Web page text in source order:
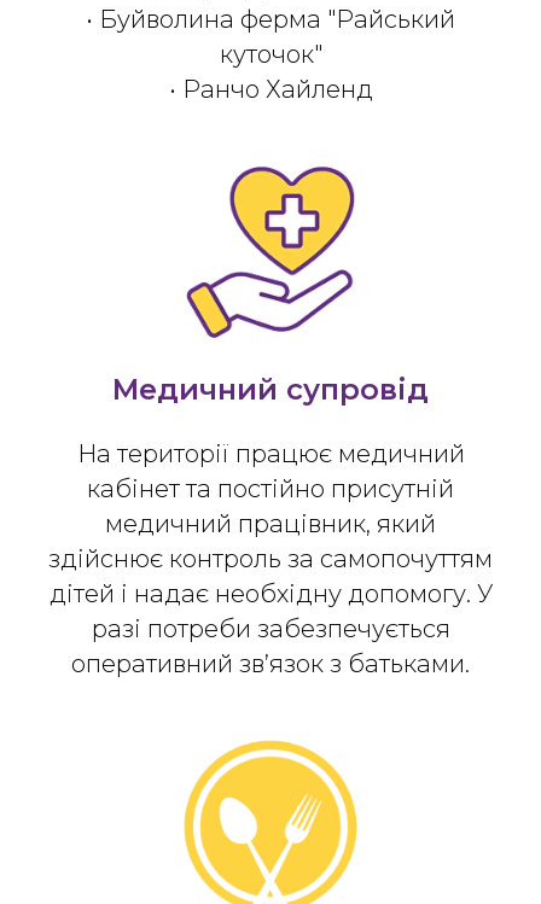
• Буйволина ферма "Райський
куточок"
• Ранчо Хайленд
Медичний супровід
На території працює медичний
кабінет та постійно присутній
медичний працівник, який
здійснює контроль за самопочуттям
дітей і надає необхідну допомогу. У
разі потреби забезпечується
оперативний зв’язок з батьками.